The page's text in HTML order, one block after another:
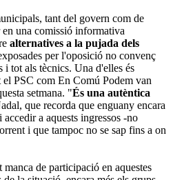
tant del govern com de
una comissió informativa
alternatives a la pujada dels
per l'oposició no convenç
tot als tècnics. Una d'elles és
el PSC com En Comú Podem van
setmana. "És una autèntica
que recorda que enguany encara
a aquests ingressos -no
i que tampoc no se sap fins a on
de participació en aquestes